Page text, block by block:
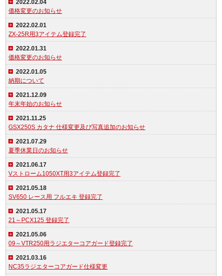
2022.02.04
価格変更のお知らせ
2022.02.01
ZX-25R用3アイテム登録完了
2022.01.31
価格変更のお知らせ
2022.01.05
納期について
2021.12.09
年末年始のお知らせ
2021.11.25
GSX250S カタナ 仕様変更及び写真追加のお知らせ
2021.07.29
夏季休業日のお知らせ
2021.06.17
Vストローム1050XT用3アイテム登録完了
2021.05.18
SV650 レース用 フルエキ 登録完了
2021.05.17
21～PCX125 登録完了
2021.05.06
09～VTR250用ラジエターコアガード登録完了
2021.03.16
NC35ラジエターコアガード仕様変更